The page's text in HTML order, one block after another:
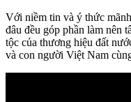
Với niềm tin và ý thức
đâu đều góp phần làm nên
tộc của thương hiệu đất
và con người Việt Nam